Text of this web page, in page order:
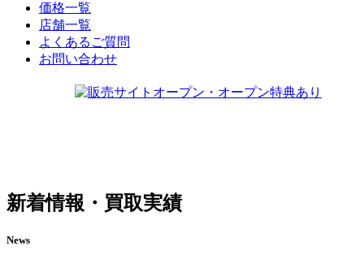
価格一覧
店舗一覧
よくあるご質問
お問い合わせ
新着情報・買取実績
News